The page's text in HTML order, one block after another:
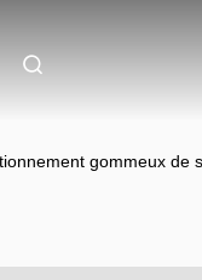
gommeux de